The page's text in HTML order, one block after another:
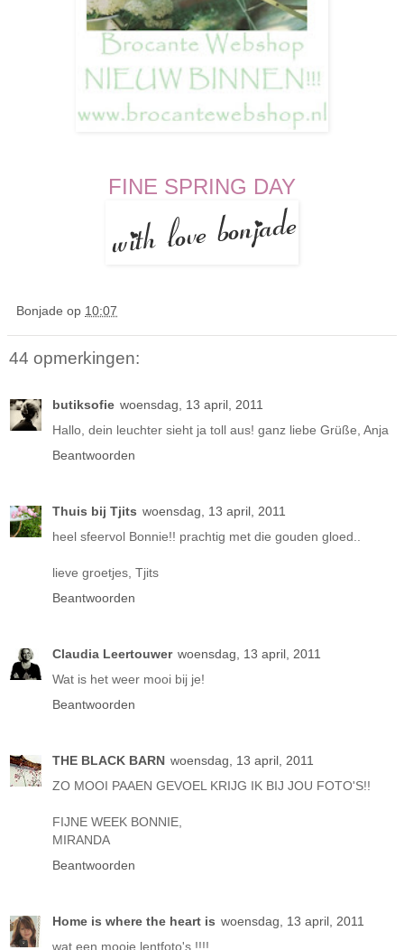
FINE SPRING DAY
Bonjade op 10:07
44 opmerkingen:
butiksofie woensdag, 13 april, 2011
Hallo, dein leuchter sieht ja toll aus! ganz liebe Grüße, Anja
Beantwoorden
Thuis bij Tjits woensdag, 13 april, 2011
heel sfeervol Bonnie!! prachtig met die gouden gloed..
lieve groetjes, Tjits
Beantwoorden
Claudia Leertouwer woensdag, 13 april, 2011
Wat is het weer mooi bij je!
Beantwoorden
THE BLACK BARN woensdag, 13 april, 2011
ZO MOOI PAAEN GEVOEL KRIJG IK BIJ JOU FOTO'S!!
FIJNE WEEK BONNIE,
MIRANDA
Beantwoorden
Home is where the heart is woensdag, 13 april, 2011
wat een mooie lentfoto's !!!!